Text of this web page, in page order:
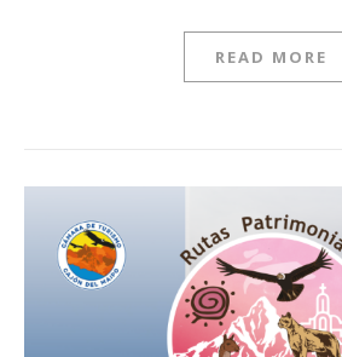
READ MORE